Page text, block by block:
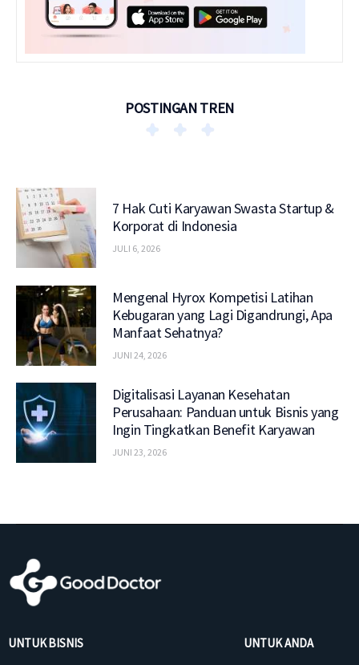
POSTINGAN TREN
7 Hak Cuti Karyawan Swasta Startup &
Korporat di Indonesia
JULI 6, 2026
Mengenal Hyrox Kompetisi Latihan
Kebugaran yang Lagi Digandrungi, Apa
Manfaat Sehatnya?
JUNI 24, 2026
Digitalisasi Layanan Kesehatan
Perusahaan: Panduan untuk Bisnis yang
Ingin Tingkatkan Benefit Karyawan
JUNI 23, 2026
UNTUK BISNIS UNTUK ANDA